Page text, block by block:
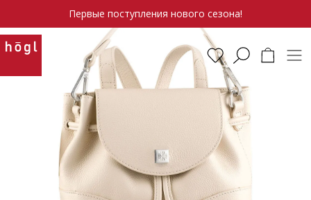
Первые поступления нового сезона!